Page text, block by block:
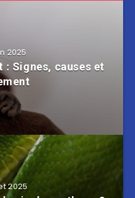
2025
: Signes, causes et
2025